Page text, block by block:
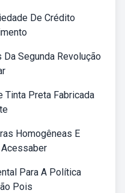
De Crédito
Segunda Revolução
Tinta Preta Fabricada
Homogêneas E
Para A Política
Pois